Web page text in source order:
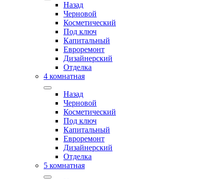
Назад
Черновой
Косметический
Под ключ
Капитальный
Евроремонт
Дизайнерский
Отделка
4 комнатная
Назад
Черновой
Косметический
Под ключ
Капитальный
Евроремонт
Дизайнерский
Отделка
5 комнатная